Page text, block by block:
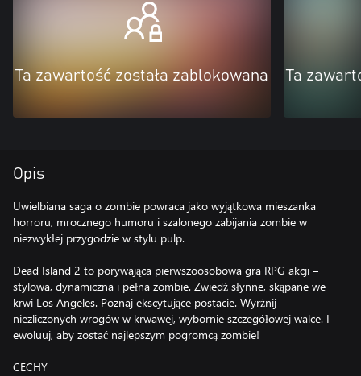
Ta zawartość została zablokowana Ta
Opis
Uwielbiana saga o zombie powraca jako wyjątkowa mieszanka
horroru, mrocznego humoru i szalonego zabijania zombie w
niezwykłej przygodzie w stylu pulp.
Dead Island 2 to porywająca pierwszoosobowa gra RPG akcji –
stylowa, dynamiczna i pełna zombie. Zwiedź słynne, skąpane we
krwi Los Angeles. Poznaj ekscytujące postacie. Wyrżnij
niezliczonych wrogów w krwawej, wybornie szczegółowej walce. I
ewoluuj, aby zostać najlepszym pogromcą zombie!
CECHY